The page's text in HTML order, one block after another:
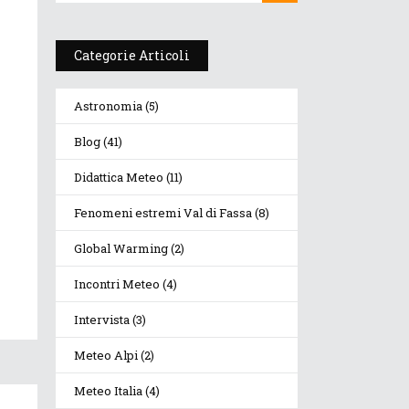
Categorie Articoli
Astronomia(5)
Blog(41)
Didattica Meteo (11)
Fenomeni estremi Val di Fassa(8)
Global Warming(2)
Incontri Meteo (4)
Intervista(3)
Meteo Alpi(2)
Meteo Italia(4)